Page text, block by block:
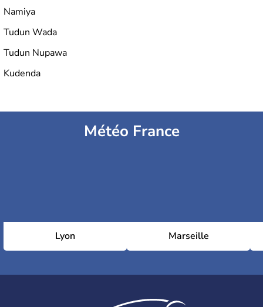
Namiya
Tudun Wada
Tudun Nupawa
Kudenda
Météo France
Lyon Marseille